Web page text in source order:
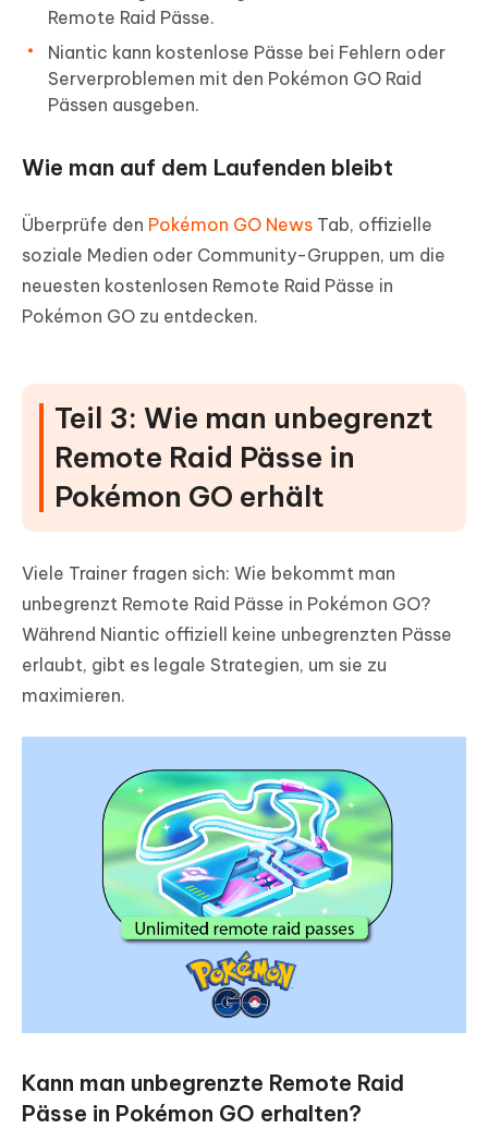
Remote Raid Pässe.
Niantic kann kostenlose Pässe bei Fehlern oder
Serverproblemen mit den Pokémon GO Raid
Pässen ausgeben.
Wie man auf dem Laufenden bleibt
Überprüfe den Pokémon GO News Tab, offizielle
soziale Medien oder Community-Gruppen, um die
neuesten kostenlosen Remote Raid Pässe in
Pokémon GO zu entdecken.
Teil 3: Wie man unbegrenzt
Remote Raid Pässe in
Pokémon GO erhält
Viele Trainer fragen sich: Wie bekommt man
unbegrenzt Remote Raid Pässe in Pokémon GO?
Während Niantic offiziell keine unbegrenzten Pässe
erlaubt, gibt es legale Strategien, um sie zu
maximieren.
Kann man unbegrenzte Remote Raid
Pässe in Pokémon GO erhalten?